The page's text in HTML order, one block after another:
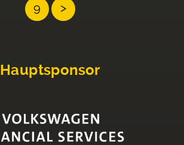
9
>
Hauptsponsor